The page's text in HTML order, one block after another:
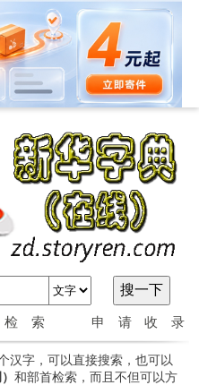
索 申请收录
汉字，可以直接搜索，也可以
和部首检索，而且不但可以方